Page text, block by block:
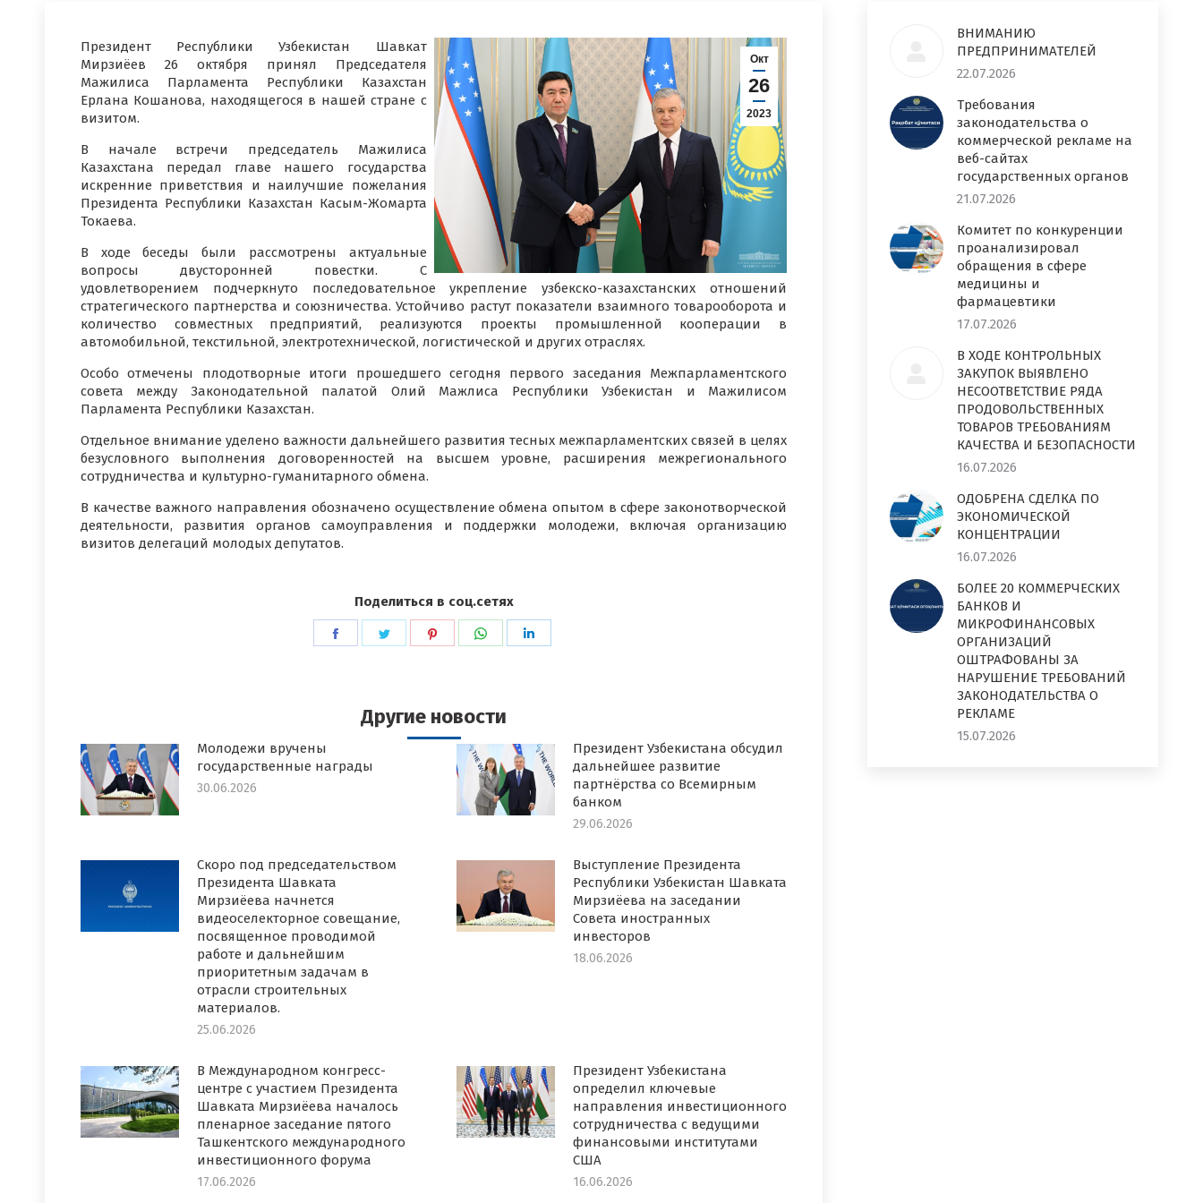
Окт
26
2023
Президент Республики Узбекистан Шавкат
Мирзиёев 26 октября принял Председателя
Мажилиса Парламента Республики Казахстан
Ерлана Кошанова, находящегося в нашей стране c
визитом.
В начале встречи председатель Мажилиса
Казахстана передал главе нашего государства
искренние приветствия и наилучшие пожелания
Президента Республики Казахстан Касым-Жомарта
Токаева.
В ходе беседы были рассмотрены актуальные
вопросы двусторонней повестки. С
удовлетворением подчеркнуто последовательное укрепление узбекско-казахстанских отношений
стратегического партнерства и союзничества. Устойчиво растут показатели взаимного товарооборота и
количество совместных предприятий, реализуются проекты промышленной кооперации в
автомобильной, текстильной, электротехнической, логистической и других отраслях.
Особо отмечены плодотворные итоги прошедшего сегодня первого заседания Межпарламентского
совета между Законодательной палатой Олий Мажлиса Республики Узбекистан и Мажилисом
Парламента Республики Казахстан.
Отдельное внимание уделено важности дальнейшего развития тесных межпарламентских связей в целях
безусловного выполнения договоренностей на высшем уровне, расширения межрегионального
сотрудничества и культурно-гуманитарного обмена.
В качестве важного направления обозначено осуществление обмена опытом в сфере законотворческой
деятельности, развития органов самоуправления и поддержки молодежи, включая организацию
визитов делегаций молодых депутатов.
Поделиться в соц.сетях
ПоделитьсяПоделитьсяПоделитьсяПоделиться
Другие новости
Молодежи вручены
государственные награды
30.06.2026
Президент Узбекистана обсудил
дальнейшее развитие
партнёрства со Всемирным
банком
29.06.2026
Скоро под председательством
Президента Шавката
Мирзиёева начнется
видеоселекторное совещание,
посвященное проводимой
работе и дальнейшим
приоритетным задачам в
отрасли строительных
материалов.
25.06.2026
Выступление Президента
Республики Узбекистан Шавката
Мирзиёева на заседании
Совета иностранных
инвесторов
18.06.2026
В Международном конгресс-
центре с участием Президента
Шавката Мирзиёева началось
пленарное заседание пятого
Ташкентского международного
инвестиционного форума
17.06.2026
Президент Узбекистана
определил ключевые
направления инвестиционного
сотрудничества с ведущими
финансовыми институтами
США
16.06.2026
ВНИМАНИЮ
ПРЕДПРИНИМАТЕЛЕЙ
22.07.2026
Требования
законодательства о
коммерческой рекламе на
веб-сайтах
государственных органов
21.07.2026
Комитет по конкуренции
проанализировал
обращения в сфере
медицины и
фармацевтики
17.07.2026
В ХОДЕ КОНТРОЛЬНЫХ
ЗАКУПОК ВЫЯВЛЕНО
НЕСООТВЕТСТВИЕ РЯДА
ПРОДОВОЛЬСТВЕННЫХ
ТОВАРОВ ТРЕБОВАНИЯМ
КАЧЕСТВА И БЕЗОПАСНОСТИ
16.07.2026
ОДОБРЕНА СДЕЛКА ПО
ЭКОНОМИЧЕСКОЙ
КОНЦЕНТРАЦИИ
16.07.2026
БОЛЕЕ 20 КОММЕРЧЕСКИХ
БАНКОВ И
МИКРОФИНАНСОВЫХ
ОРГАНИЗАЦИЙ
ОШТРАФОВАНЫ ЗА
НАРУШЕНИЕ ТРЕБОВАНИЙ
ЗАКОНОДАТЕЛЬСТВА О
РЕКЛАМЕ
15.07.2026